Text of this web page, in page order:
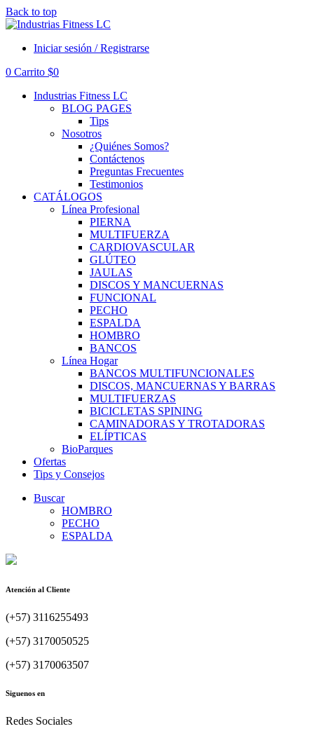
Back to top
Iniciar sesión / Registrarse
0 Carrito $0
Industrias Fitness LC
BLOG PAGES
Tips
Nosotros
¿Quiénes Somos?
Contáctenos
Preguntas Frecuentes
Testimonios
CATÁLOGOS
Línea Profesional
PIERNA
MULTIFUERZA
CARDIOVASCULAR
GLÚTEO
JAULAS
DISCOS Y MANCUERNAS
FUNCIONAL
PECHO
ESPALDA
HOMBRO
BANCOS
Línea Hogar
BANCOS MULTIFUNCIONALES
DISCOS, MANCUERNAS Y BARRAS
MULTIFUERZAS
BICICLETAS SPINING
CAMINADORAS Y TROTADORAS
ELÍPTICAS
BioParques
Ofertas
Tips y Consejos
Buscar
HOMBRO
PECHO
ESPALDA
Atención al Cliente
(+57) 3116255493
(+57) 3170050525
(+57) 3170063507
Siguenos en
Redes Sociales